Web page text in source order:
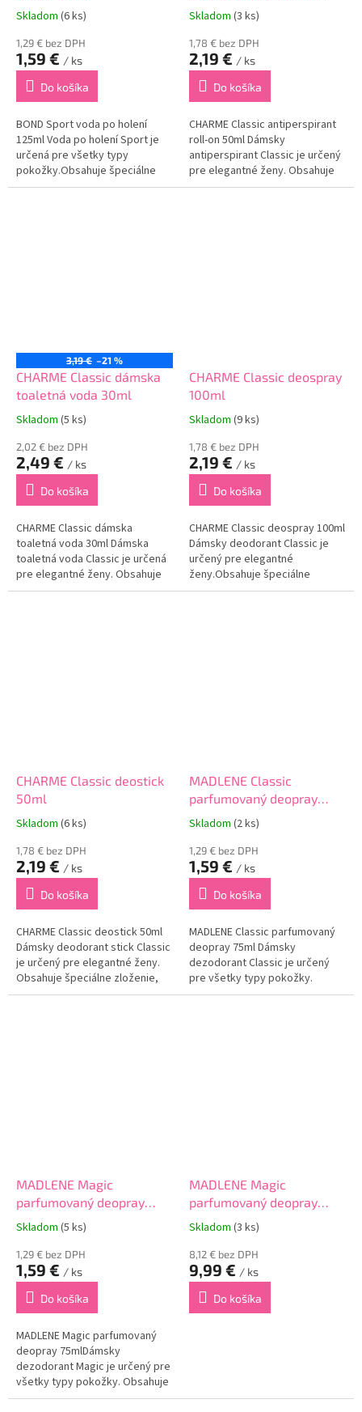
Skladom (6 ks)
1,29 € bez DPH
1,59 € / ks
Do košíka
BOND Sport voda po holení
125ml Voda po holení Sport je
určená pre všetky typy
pokožky.Obsahuje špeciálne
zloženie, vďaka ktorému
50ml
Skladom (3 ks)
1,78 € bez DPH
2,19 € / ks
Do košíka
CHARME Classic antiperspirant
roll-on 50ml Dámsky
antiperspirant Classic je určený
pre elegantné ženy. Obsahuje
špeciálne zloženie, ktoré
3,19 € –21 %
CHARME Classic dámska
toaletná voda 30ml
Skladom (5 ks)
2,02 € bez DPH
2,49 € / ks
Do košíka
CHARME Classic dámska
toaletná voda 30ml Dámska
toaletná voda Classic je určená
pre elegantné ženy. Obsahuje
špeciálne zloženie, ktoré
CHARME Classic deospray
100ml
Skladom (9 ks)
1,78 € bez DPH
2,19 € / ks
Do košíka
CHARME Classic deospray 100ml
Dámsky deodorant Classic je
určený pre elegantné
ženy.Obsahuje špeciálne
zloženie, ktoré postupne
CHARME Classic deostick
50ml
Skladom (6 ks)
1,78 € bez DPH
2,19 € / ks
Do košíka
CHARME Classic deostick 50ml
Dámsky deodorant stick Classic
je určený pre elegantné ženy.
Obsahuje špeciálne zloženie,
ktoré postupne uvoľňuje vôňu a
MADLENE Classic
parfumovaný deopray
75ml
Skladom (2 ks)
1,29 € bez DPH
1,59 € / ks
Do košíka
MADLENE Classic parfumovaný
deopray 75ml Dámsky
dezodorant Classic je určený
pre všetky typy pokožky.
Obsahuje špeciálne zloženie,
MADLENE Magic
parfumovaný deopray
75ml
Skladom (5 ks)
1,29 € bez DPH
1,59 € / ks
Do košíka
MADLENE Magic parfumovaný
deopray 75mlDámsky
dezodorant Magic je určený pre
všetky typy pokožky. Obsahuje
špeciálne zloženie, vďaka
MADLENE Magic
parfumovaný deopray
75ml
Skladom (3 ks)
8,12 € bez DPH
9,99 € / ks
Do košíka